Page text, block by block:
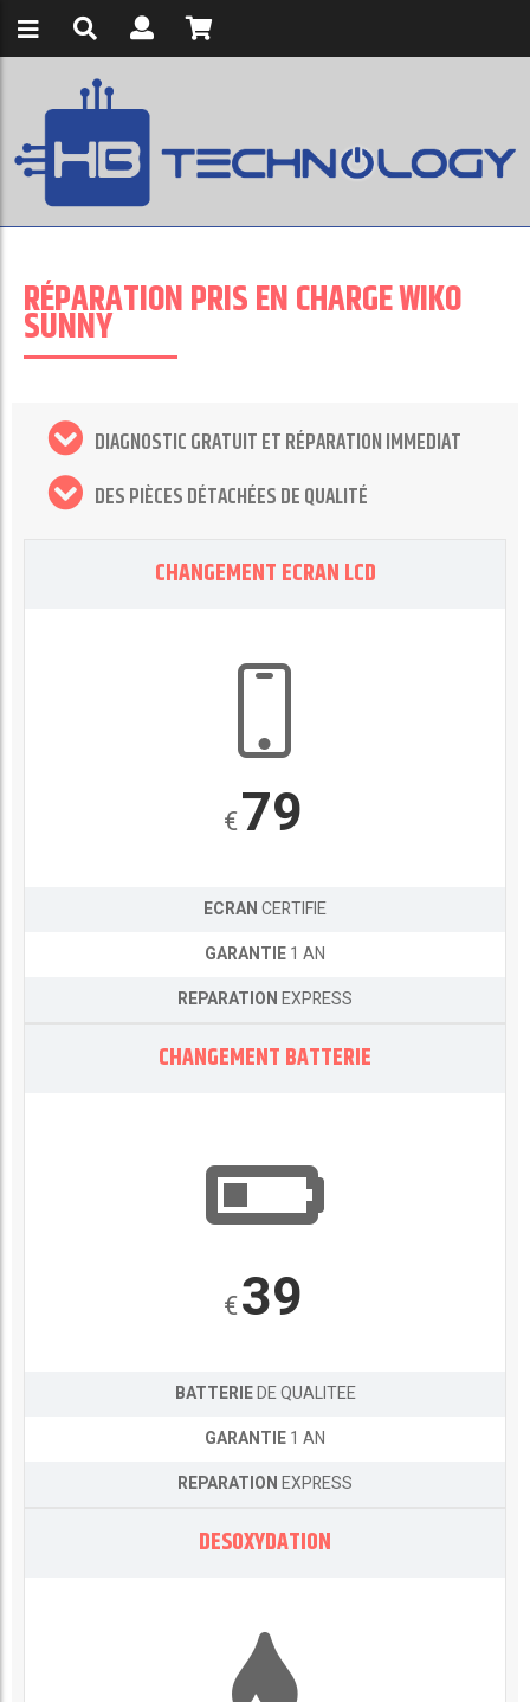
RÉPARATION PRIS EN CHARGE WIKO
SUNNY
DIAGNOSTIC GRATUIT ET RÉPARATION IMMEDIAT
DES PIÈCES DÉTACHÉES DE QUALITÉ
CHANGEMENT ECRAN LCD
€79
ECRANCERTIFIE
GARANTIE1 AN
REPARATIONEXPRESS
CHANGEMENT BATTERIE
€39
BATTERIEDE QUALITEE
GARANTIE1 AN
REPARATIONEXPRESS
DESOXYDATION